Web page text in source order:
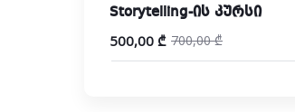
Storytelling-ის კურსი
700,00₾
500,00 ₾